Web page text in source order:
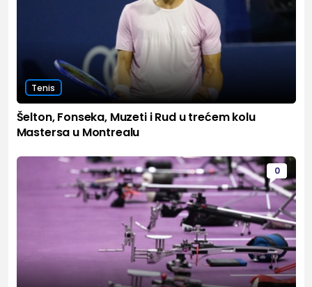
Tenis
Šelton, Fonseka, Muzeti i Rud u trećem kolu
Mastersa u Montrealu
0